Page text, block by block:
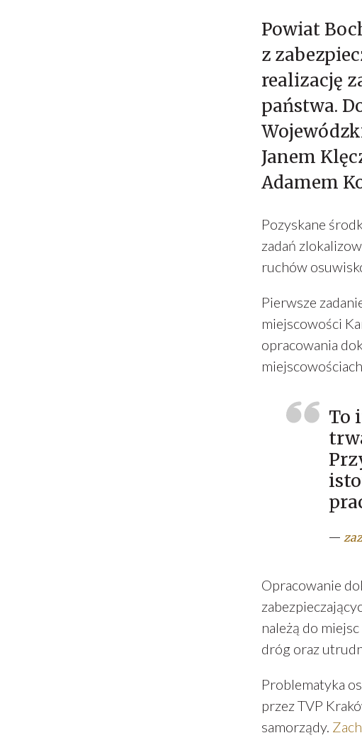
Powiat
z
realizację
państwa.
Janem
Adamem
Pozyskane
zadań
ruchów
Pierwsze
miejscowości
opracowania
To
—
Opracowanie
należą do
dróg oraz
Problematyka
przez TVP
samorządy.